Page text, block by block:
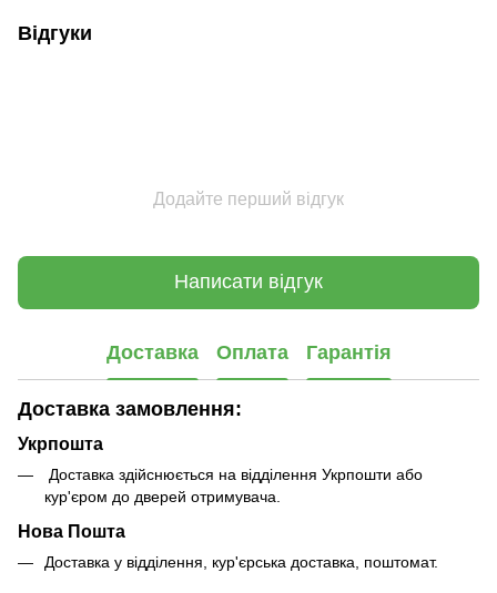
Відгуки
Додайте перший відгук
Написати відгук
Доставка Оплата Гарантія
Доставка замовлення:
Укрпошта
Доставка здійснюється на відділення Укрпошти або
кур'єром до дверей отримувача.
Нова Пошта
Доставка у відділення, кур'єрська доставка, поштомат.